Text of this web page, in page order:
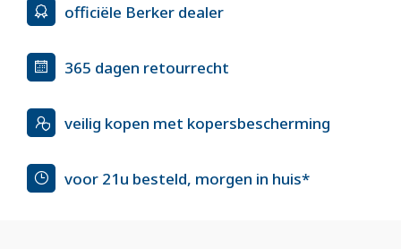
officiële Berker dealer
365 dagen retourrecht
veilig kopen met kopersbescherming
voor 21u besteld, morgen in huis*